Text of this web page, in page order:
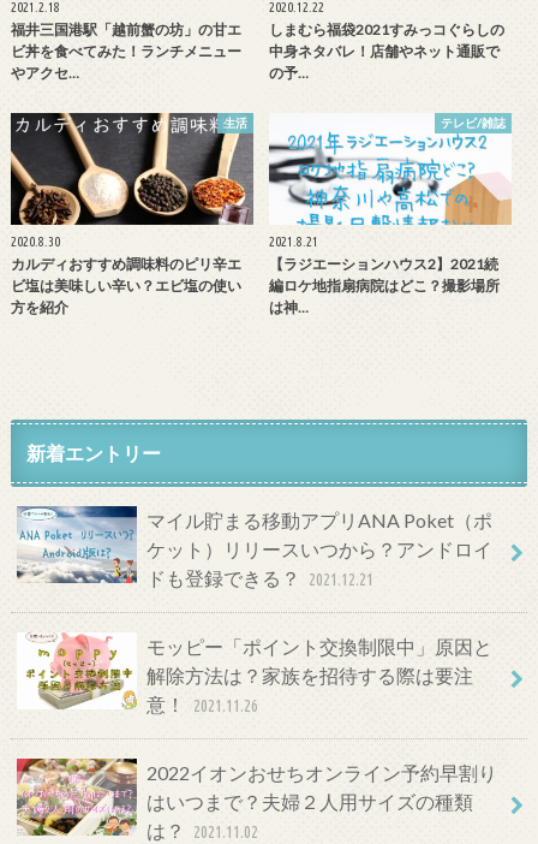
2021.2.18
福井三国港駅「越前蟹の坊」の甘エ
ビ丼を食べてみた！ランチメニュー
やアクセ…
2020.12.22
しまむら福袋2021すみっコぐらしの
中身ネタバレ！店舗やネット通販で
の予…
生活
2020.8.30
カルディおすすめ調味料のピリ辛エ
ビ塩は美味しい辛い？エビ塩の使い
方を紹介
テレビ/雑誌
2021.8.21
【ラジエーションハウス2】2021続
編ロケ地指扇病院はどこ？撮影場所
は神…
新着エントリー
マイル貯まる移動アプリANA Poket（ポ
ケット）リリースいつから？アンドロイ
ドも登録できる？
2021.12.21
モッピー「ポイント交換制限中」原因と
解除方法は？家族を招待する際は要注
意！
2021.11.26
2022イオンおせちオンライン予約早割り
はいつまで？夫婦２人用サイズの種類
は？
2021.11.02